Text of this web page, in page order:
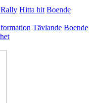
Hitta hit Boende
Tävlande Boende